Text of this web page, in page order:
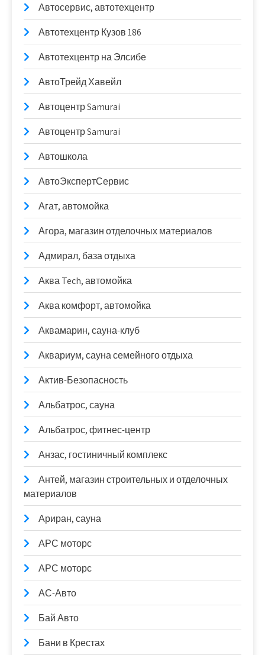
Автосервис, автотехцентр
Автотехцентр Кузов 186
Автотехцентр на Элсибе
АвтоТрейд Хавейл
Автоцентр Samurai
Автоцентр Samurai
Автошкола
АвтоЭкспертСервис
Агат, автомойка
Агора, магазин отделочных материалов
Адмирал, база отдыха
Аква Tech, автомойка
Аква комфорт, автомойка
Аквамарин, сауна-клуб
Аквариум, сауна семейного отдыха
Актив-Безопасность
Альбатрос, сауна
Альбатрос, фитнес-центр
Анзас, гостиничный комплекс
Антей, магазин строительных и отделочных
материалов
Ариран, сауна
АРС моторс
АРС моторс
АС-Авто
Бай Авто
Бани в Крестах